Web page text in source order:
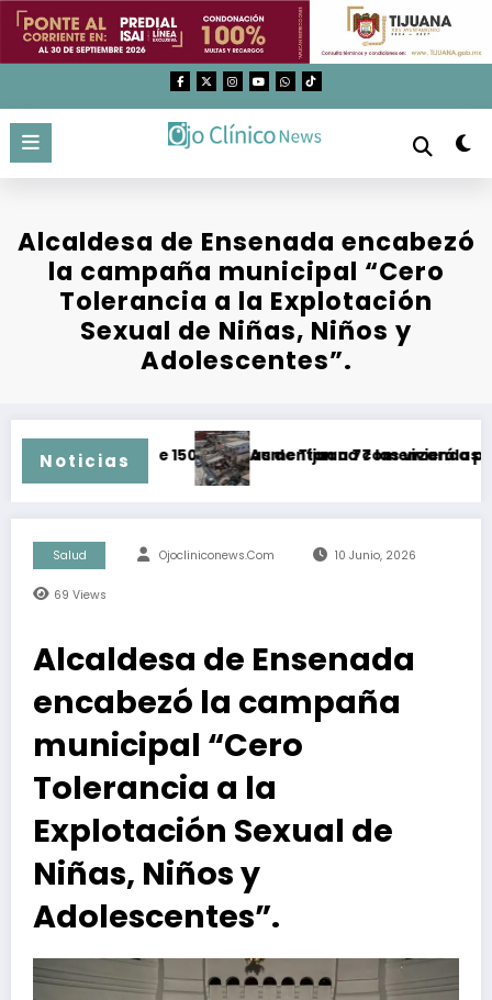
Saltar
contenido
Alcaldesa de Ensenada encabezó
la campaña municipal “Cero
Tolerancia a la Explotación
Sexual de Niñas, Niños y
Adolescentes”.
Noticias
en más de 150 colonias de Tijuana comenzará a partir
Aumentan a 77 las viviendas con
Salud Ojocliniconews.com 10 Junio, 2026
69 Views
Alcaldesa de Ensenada
encabezó la campaña
municipal “Cero
Tolerancia a la
Explotación Sexual de
Niñas, Niños y
Adolescentes”.